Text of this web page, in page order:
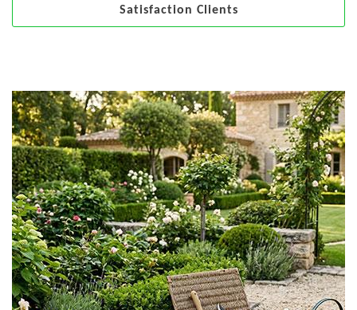
Satisfaction Clients